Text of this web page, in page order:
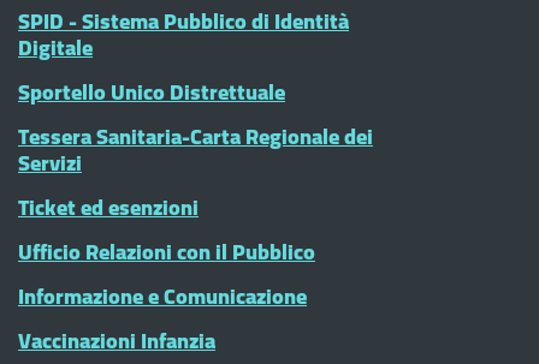
SPID - Sistema Pubblico di Identità
Digitale
Sportello Unico Distrettuale
Tessera Sanitaria-Carta Regionale dei
Servizi
Ticket ed esenzioni
Ufficio Relazioni con il Pubblico
Informazione e Comunicazione
Vaccinazioni Infanzia